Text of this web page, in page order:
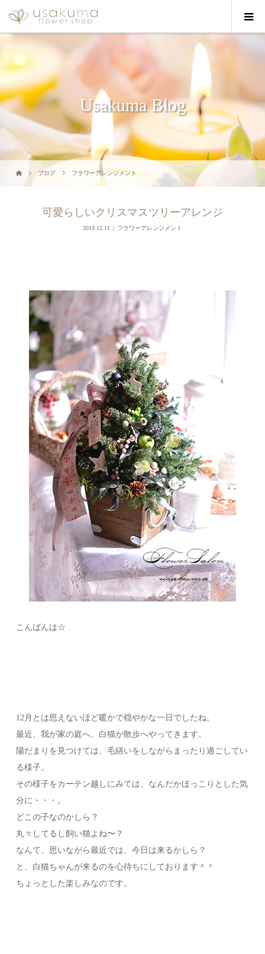
Usakuma Blog
ブログ フラワーアレンジメント
可愛らしいクリスマスツリーアレンジ
2019.12.11 フラワーアレンジメント
こんばんは☆
12月とは思えないほど暖かで穏やかな一日でしたね。
最近、我が家の庭へ、白猫が散歩へやってきます。
陽だまりを見つけては、毛繕いをしながらまったり過ごしてい
る様子。
その様子をカーテン越しにみては、なんだかほっこりとした気
分に・・・。
どこの子なのかしら？
丸々してるし飼い猫よね〜？
なんて、思いながら最近では、今日は来るかしら？
と、白猫ちゃんが来るのを心待ちにしております＾＾
ちょっとした楽しみなのです。